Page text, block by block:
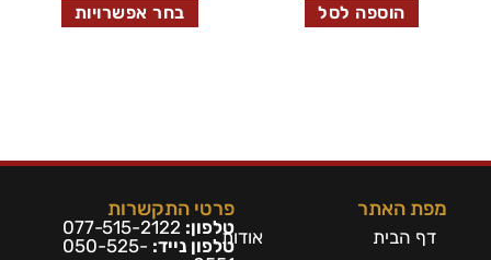
הוספה לסל בחר אפשרויות
מפת האתר
דף הבית אודות
פרטי התקשרות
טלפון: 077-515-2122
טלפון נייד: 050-525-